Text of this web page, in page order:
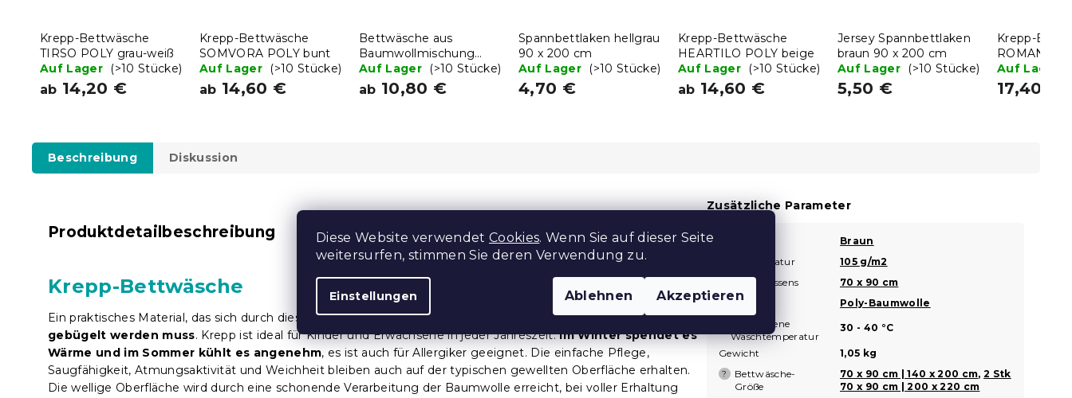
Diese Website verwendet Cookies. Wenn Sie auf dieser Seite
weitersurfen, stimmen Sie deren Verwendung zu.
Einstellungen Ablehnen Akzeptieren
Krepp-Bettwäsche
TIRSO POLY grau-weiß
Auf Lager
(>10 Stücke)
ab 14,20 €
Krepp-Bettwäsche
SOMVORA POLY bunt
Auf Lager
(>10 Stücke)
ab 14,60 €
Bettwäsche aus
Baumwollmischung
DANIELA POLY beige
Auf Lager (>10 Stücke)
ab 10,80 €
Spannbettlaken hellgrau
90 x 200 cm
Auf Lager
(>10 Stücke)
4,70 €
Krepp-Bettwäsche
HEARTILO POLY beige
Auf Lager
(>10 Stücke)
ab 14,60 €
Jersey Spannbettlaken
braun 90 x 200 cm
Auf Lager
(>10 Stücke)
5,50 €
Krepp-
ROMANCE
Auf Lager
17,40 €
Beschreibung Diskussion
Produktdetailbeschreibung
Krepp-Bettwäsche
Ein praktisches Material, das sich durch dieselbenEigenschaften wie Baumwolle auszeichnet, ohne dass es
gebügelt werden muss. Krepp ist ideal für Kinder und Erwachsene in jeder Jahreszeit.Im Winter spendet es
Wärme und im Sommer kühlt es angenehm, es ist auch für Allergiker geeignet. Die einfache Pflege,
Saugfähigkeit, Atmungsaktivität und Weichheit bleiben auch auf der typischen gewellten Oberfläche erhalten.
Die wellige Oberfläche wird durch eine schonende Verarbeitung der Baumwolle erreicht, bei voller Erhaltung
Zusätzliche Parameter
Braun
Grammatur
105 g/m2
Maße des Kissens
70 x 90 cm
? Material Poly-Baumwolle
Empfohlene
Waschtemperatur
30 - 40 °C
Gewicht 1,05 kg
?
Bettwäsche-
Größe
70 x 90 cm | 140 x 200 cm,2 Stk
70 x 90 cm | 200 x 220 cm